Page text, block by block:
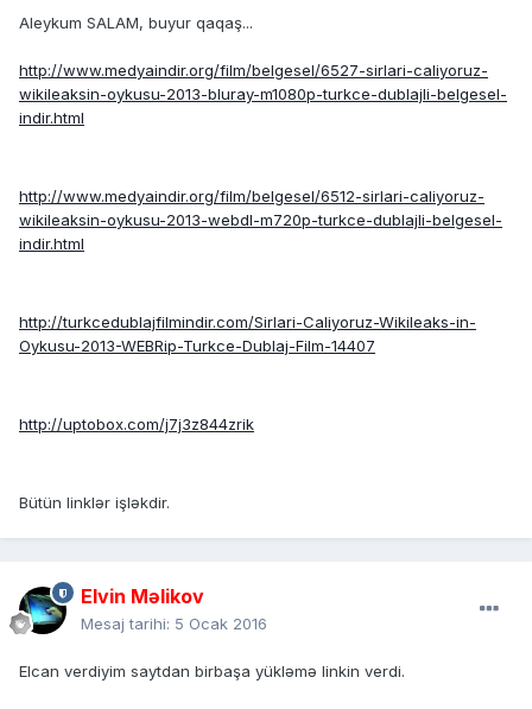
Aleykum SALAM, buyur qaqaş...
http://www.medyaindir.org/film/belgesel/6527-sirlari-caliyoruz-
wikileaksin-oykusu-2013-bluray-m1080p-turkce-dublajli-belgesel-
indir.html
http://www.medyaindir.org/film/belgesel/6512-sirlari-caliyoruz-
wikileaksin-oykusu-2013-webdl-m720p-turkce-dublajli-belgesel-
indir.html
http://turkcedublajfilmindir.com/Sirlari-Caliyoruz-Wikileaks-in-
Oykusu-2013-WEBRip-Turkce-Dublaj-Film-14407
http://uptobox.com/j7j3z844zrik
Bütün linklər işləkdir.
Elvin Məlikov
Mesaj tarihi: 5 Ocak 2016
Elcan verdiyim saytdan birbaşa yükləmə linkin verdi.